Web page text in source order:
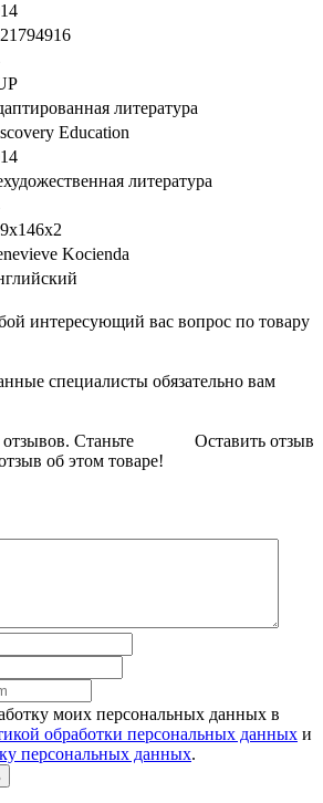
литература
Education
литература
Kocienda
интересующий вас вопрос по товару
специалисты обязательно вам
Оставить отзыв
Станьте
об этом товаре!
моих персональных данных в
обработки персональных данных и
персональных данных.